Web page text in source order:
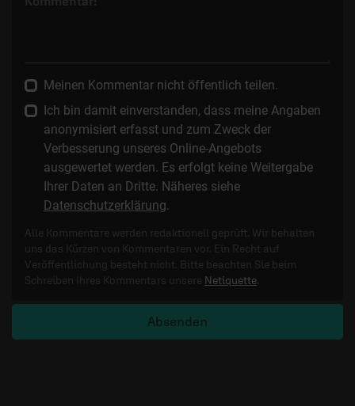
Meinen Kommentar nicht öffentlich teilen.
Ich bin damit einverstanden, dass meine Angaben
anonymisiert erfasst und zum Zweck der
Verbesserung unseres Online-Angebots
ausgewertet werden. Es erfolgt keine Weitergabe
Ihrer Daten an Dritte. Näheres siehe
Datenschutzerklärung.
Alle Kommentare werden redaktionell geprüft. Wir behalten
uns das Kürzen von Kommentaren vor. Ein Recht auf
Veröffentlichung besteht nicht. Bitte beachten Sie beim
Schreiben Ihres Kommentars unsere Netiquette.
Absenden